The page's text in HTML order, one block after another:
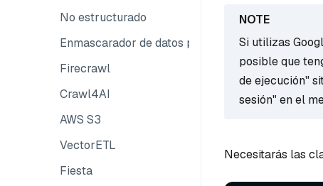
No estructurado
Enmascarador de datos personales
Firecrawl
Crawl4AI
AWS S3
VectorETL
Fiesta
Si utilizas
posible que
de ejecución"
sesión" en el
Necesitarás las